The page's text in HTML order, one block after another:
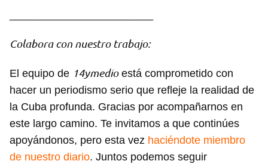
Colabora con nuestro trabajo:
El equipo de 14ymedioestá comprometido con
hacer un periodismo serio que refleje la realidad de
la Cuba profunda. Gracias por acompañarnos en
este largo camino. Te invitamos a que continúes
apoyándonos, pero esta vez haciéndote miembro
de nuestro diario. Juntos podemos seguir